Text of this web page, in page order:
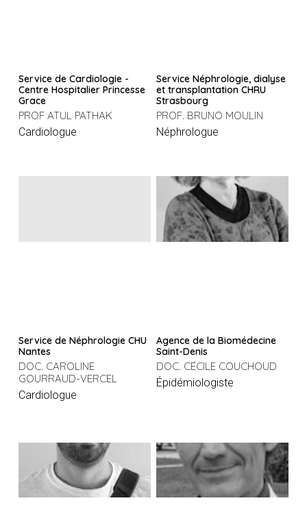
Service de Cardiologie -
Centre Hospitalier Princesse
Grace
PROF ATUL PATHAK
Cardiologue
Service Néphrologie, dialyse
et transplantation CHRU
Strasbourg
PROF. BRUNO MOULIN
Néphrologue
Service de Néphrologie CHU
Nantes
DOC. CAROLINE
GOURRAUD-VERCEL
Cardiologue
Agence de la Biomédecine
Saint-Denis
DOC. CÉCILE COUCHOUD
Épidémiologiste